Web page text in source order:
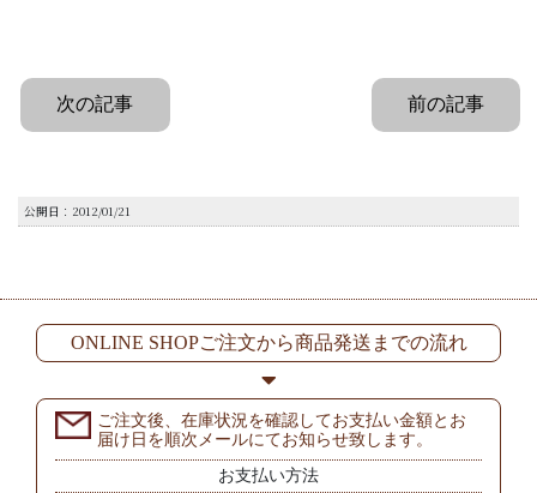
次の記事 前の記事
公開日：2012/01/21
ONLINE SHOPご注文から商品発送までの流れ
ご注文後、在庫状況を確認してお支払い金額とお
届け日を順次メールにてお知らせ致します。
お支払い方法